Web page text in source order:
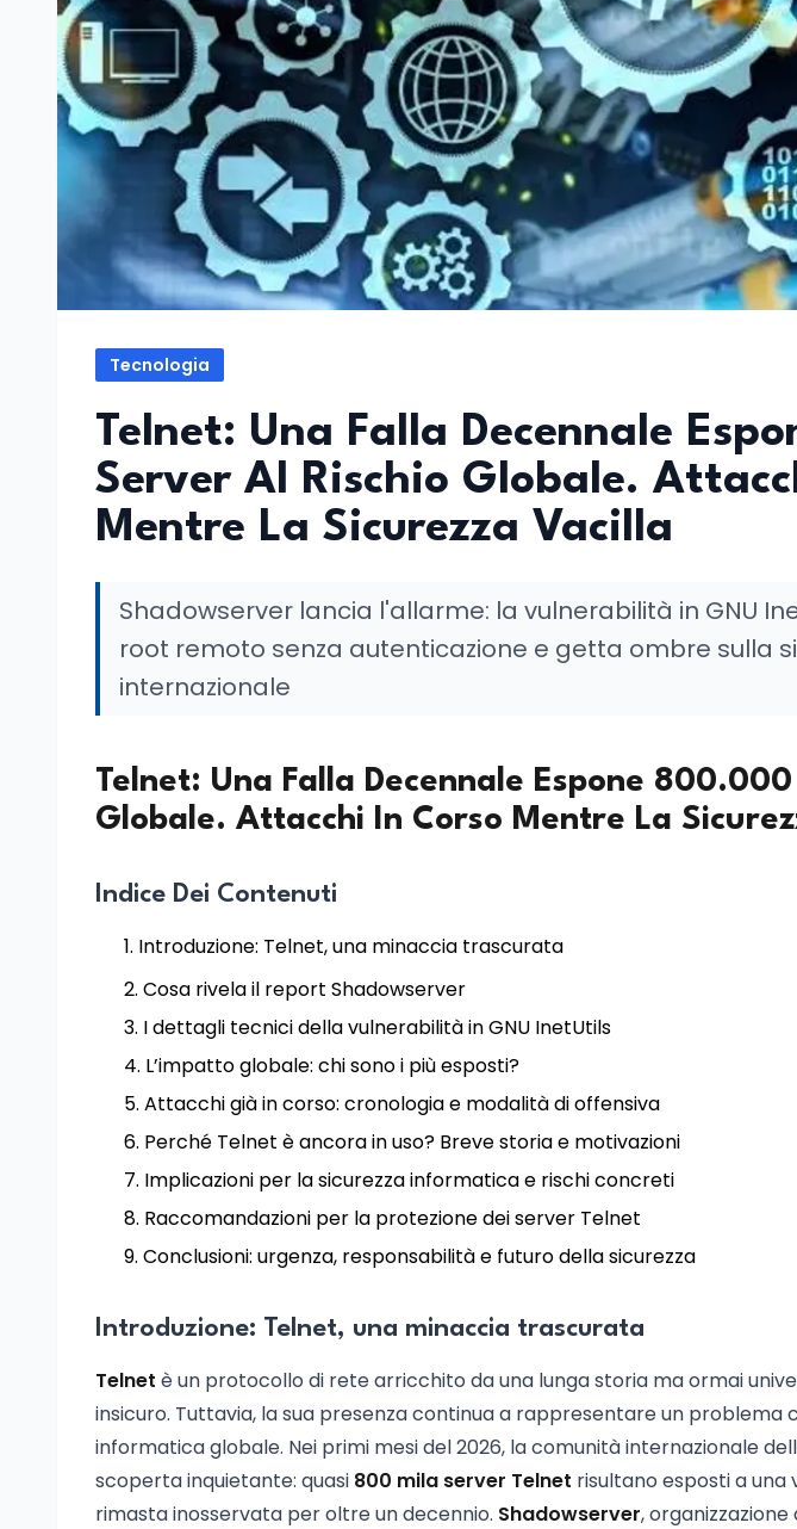
Tecnologia
Telnet: Una Falla Decennale
Server Al Rischio Globale.
Mentre La Sicurezza Vacilla
Shadowserver lancia l'allarme: la vulnerabilità in GNU
root remoto senza autenticazione e getta ombre sulla
internazionale
Telnet: Una Falla Decennale Espone
Globale. Attacchi In Corso Mentre La
Indice Dei Contenuti
Introduzione: Telnet, una minaccia trascurata
Cosa rivela il report Shadowserver
I dettagli tecnici della vulnerabilità in GNU InetUtils
L’impatto globale: chi sono i più esposti?
Attacchi già in corso: cronologia e modalità di offensiva
Perché Telnet è ancora in uso? Breve storia e motivazioni
Implicazioni per la sicurezza informatica e rischi concreti
Raccomandazioni per la protezione dei server Telnet
Conclusioni: urgenza, responsabilità e futuro della sicurezza
Introduzione: Telnet, una minaccia trascurata
Telnet è un protocollo di rete arricchito da una lunga storia ma ormai
insicuro. Tuttavia, la sua presenza continua a rappresentare un problema
informatica globale. Nei primi mesi del 2026, la comunità internazionale
scoperta inquietante: quasi 800 mila server Telnet risultano esposti a
rimasta inosservata per oltre un decennio. Shadowserver,